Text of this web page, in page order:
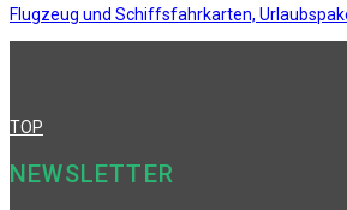
Flugzeug und Schiffsfahrkarten,
TOP
NEWSLETTER